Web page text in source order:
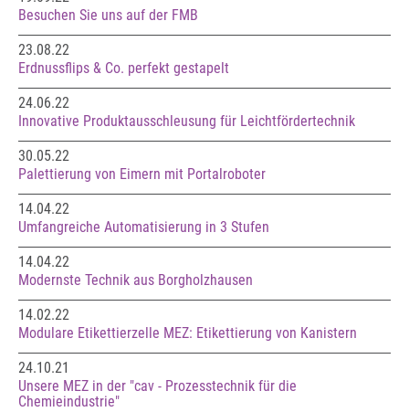
Besuchen Sie uns auf der FMB
23.08.22
Erdnussflips & Co. perfekt gestapelt
24.06.22
Innovative Produktausschleusung für Leichtfördertechnik
30.05.22
Palettierung von Eimern mit Portalroboter
14.04.22
Umfangreiche Automatisierung in 3 Stufen
14.04.22
Modernste Technik aus Borgholzhausen
14.02.22
Modulare Etikettierzelle MEZ: Etikettierung von Kanistern
24.10.21
Unsere MEZ in der "cav - Prozesstechnik für die
Chemieindustrie"